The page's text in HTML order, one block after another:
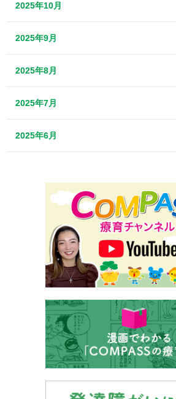
2025年10月
2025年9月
2025年8月
2025年7月
2025年6月